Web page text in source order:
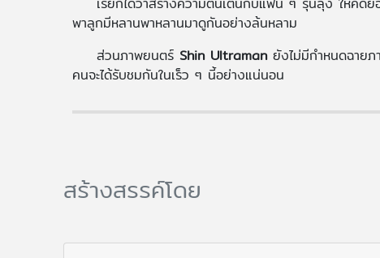
พาลูกมีหลานพาหลานมาดูกันอย่างล้นหลาม
ส่วนภาพยนตร์ Shin Ultramanยังไม่มีกำหนดฉายภ
คนจะได้รับชมกันในเร็ว ๆ นี้อย่างแน่นอน
สร้างสรรค์โดย